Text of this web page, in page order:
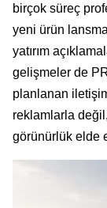
birçok süreç
yeni ürün
yatırım
gelişmeler de PR
planlanan
reklamlarla
görünürlük elde